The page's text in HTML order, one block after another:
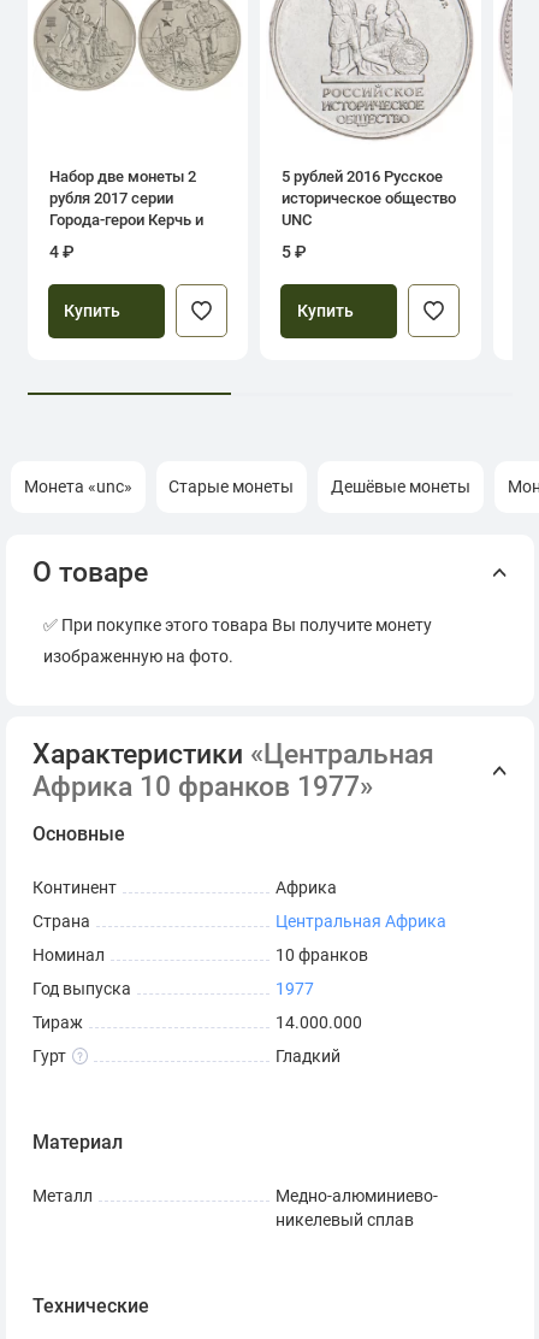
Набор две монеты 2
рубля 2017 серии
Города-герои Керчь и
4 ₽
Купить
5 рублей 2016 Русское
историческое общество
UNC
5 ₽
Купить
Монета «unc» Старые монеты Дешёвые монеты
О товаре
✅ При покупке этого товара Вы получите монету
изображенную на фото.
Характеристики «Центральная
Африка 10 франков 1977»
Основные
Континент
Африка
Страна
Центральная Африка
Номинал
10 франков
Год выпуска
1977
Тираж
14.000.000
Гурт
Гладкий
Материал
Металл
Медно-алюминиево-
никелевый сплав
Технические